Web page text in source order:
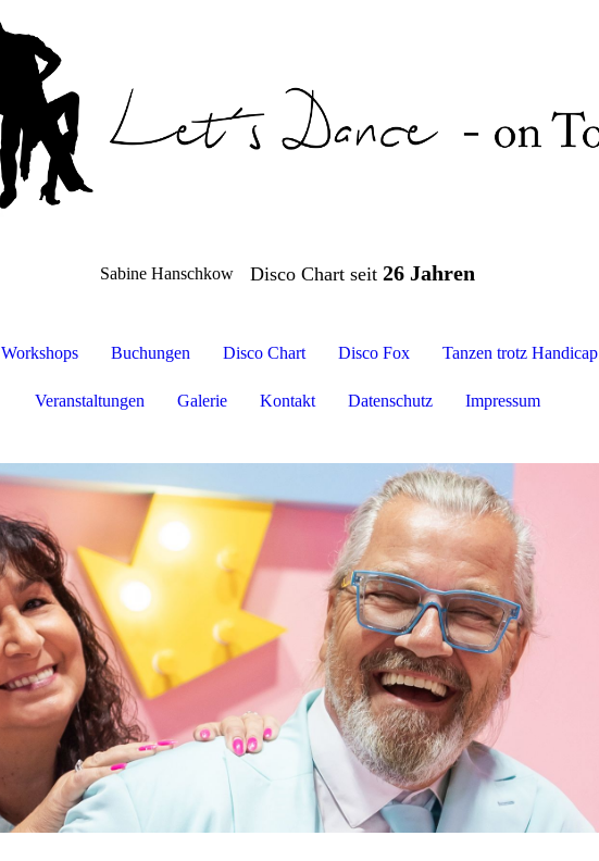
Sabine Hanschkow Disco Chart seit 26 Jahren
Workshops Buchungen Disco Chart Disco Fox Tanzen trotz Handicap
Veranstaltungen Galerie Kontakt Datenschutz Impressum